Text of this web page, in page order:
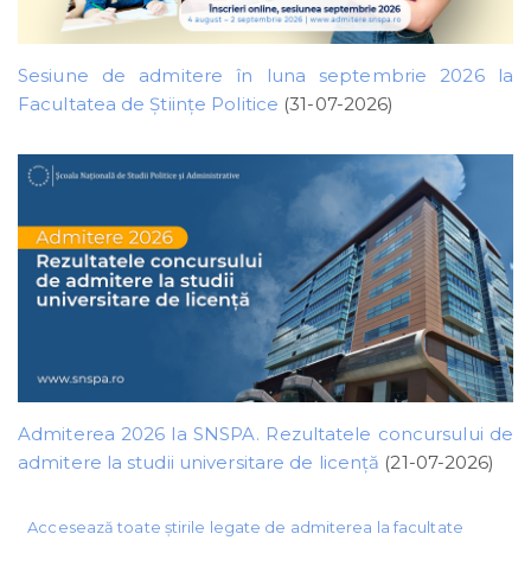
Sesiune de admitere în luna septembrie 2026 la
Facultatea de Științe Politice (31-07-2026)
Admiterea 2026 la SNSPA. Rezultatele concursului de
admitere la studii universitare de licență (21-07-2026)
Accesează toate știrile legate de admiterea la facultate